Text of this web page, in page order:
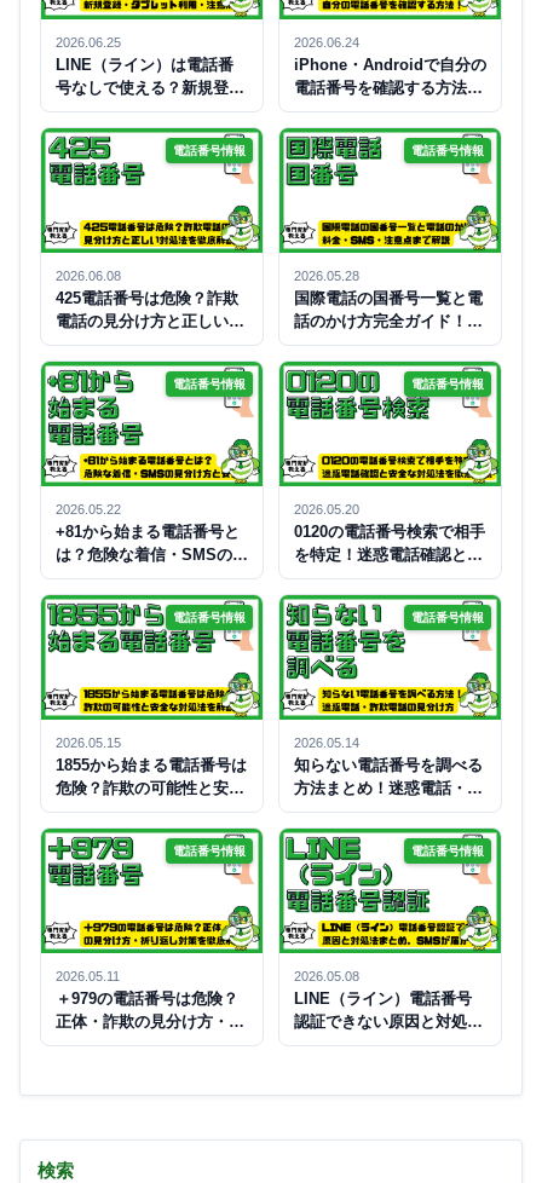
2026.06.25
LINE（ライン）は電話番
号なしで使える？新規登
録・タブレット利用・注意
点を徹底解説
2026.06.24
iPhone・Androidで自分の
電話番号を確認する方法！
見方・表示されない原因・
対処法を解説
電話番号情報
2026.06.08
425電話番号は危険？詐欺
電話の見分け方と正しい対
処法を徹底解説
電話番号情報
2026.05.28
国際電話の国番号一覧と電
話のかけ方完全ガイド！料
金・SMS・注意点まで解説
電話番号情報
2026.05.22
+81から始まる電話番号と
は？危険な着信・SMSの見
分け方と安全対策を解説
電話番号情報
2026.05.20
0120の電話番号検索で相手
を特定！迷惑電話確認と安
全な対処法を徹底解説
電話番号情報
2026.05.15
1855から始まる電話番号は
危険？詐欺の可能性と安全
な対処法を解説
電話番号情報
2026.05.14
知らない電話番号を調べる
方法まとめ！迷惑電話・詐
欺電話の見分け方と安全対
策を解説
電話番号情報
2026.05.11
＋979の電話番号は危険？
正体・詐欺の見分け方・折
り返し対策を徹底解説
電話番号情報
2026.05.08
LINE（ライン）電話番号
認証できない原因と対処法
まとめ。SMSが届かない時
検索